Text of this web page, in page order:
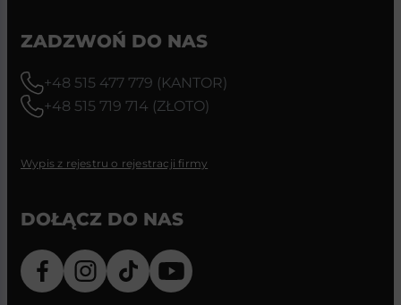
ZADZWOŃ DO NAS
+48 515 477 779 (KANTOR)
+48 515 719 714 (ZŁOTO)
Wypis z rejestru o rejestracji firmy
DOŁĄCZ DO NAS